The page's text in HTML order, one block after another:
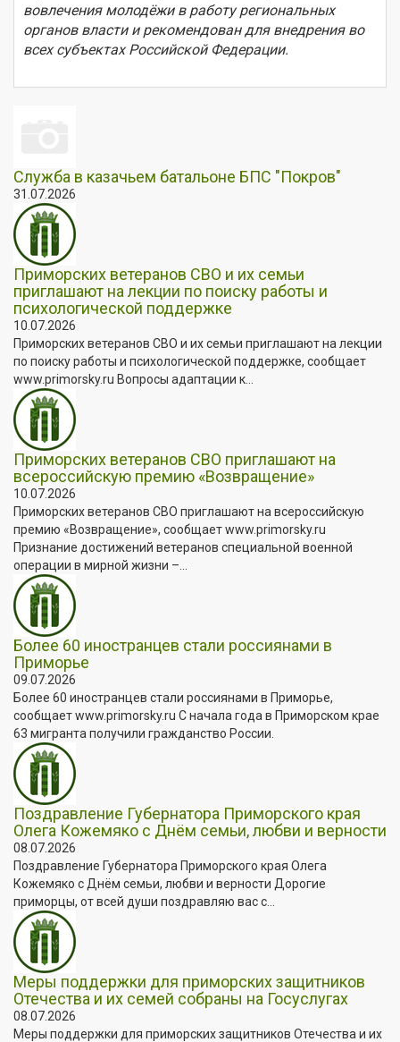
вовлечения молодёжи в работу региональных
органов власти и рекомендован для внедрения во
всех субъектах Российской Федерации.
Служба в казачьем батальоне БПС "Покров"
31.07.2026
Приморских ветеранов СВО и их семьи
приглашают на лекции по поиску работы и
психологической поддержке
10.07.2026
Приморских ветеранов СВО и их семьи приглашают на лекции
по поиску работы и психологической поддержке, сообщает
www.primorsky.ru Вопросы адаптации к...
Приморских ветеранов СВО приглашают на
всероссийскую премию «Возвращение»
10.07.2026
Приморских ветеранов СВО приглашают на всероссийскую
премию «Возвращение», сообщает www.primorsky.ru
Признание достижений ветеранов специальной военной
операции в мирной жизни –...
Более 60 иностранцев стали россиянами в
Приморье
09.07.2026
Более 60 иностранцев стали россиянами в Приморье,
сообщает www.primorsky.ru С начала года в Приморском крае
63 мигранта получили гражданство России.
Поздравление Губернатора Приморского края
Олега Кожемяко с Днём семьи, любви и верности
08.07.2026
Поздравление Губернатора Приморского края Олега
Кожемяко с Днём семьи, любви и верности Дорогие
приморцы, от всей души поздравляю вас с...
Меры поддержки для приморских защитников
Отечества и их семей собраны на Госуслугах
08.07.2026
Меры поддержки для приморских защитников Отечества и их